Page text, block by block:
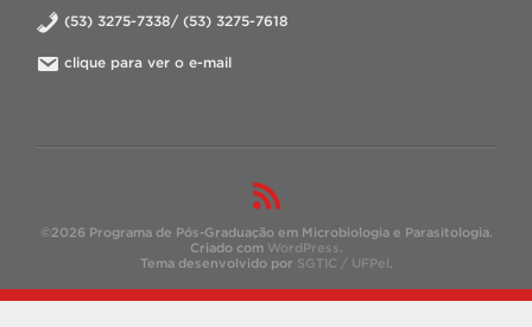
(53) 3275-7338/ (53) 3275-7618
clique para ver o e-mail
©2026 Programa de Pós-Graduação em Microbiologia e Parasitologia.
Criado com WordPress.
Tema desenvolvido por SGTIC / UFPel.